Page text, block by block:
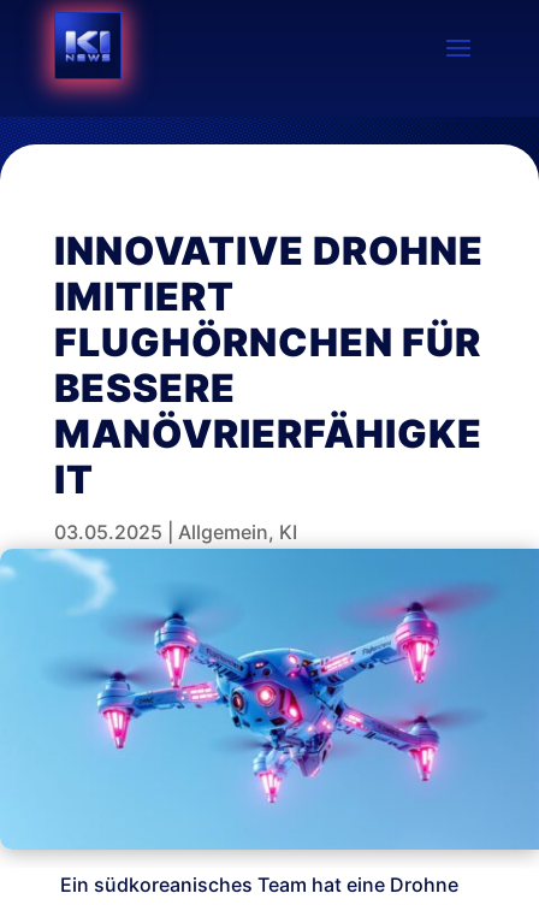
INNOVATIVE DROHNE
IMITIERT
FLUGHÖRNCHEN FÜR
BESSERE
MANÖVRIERFÄHIGKE
IT
03.05.2025 Allgemein, KI
Ein südkoreanisches Team hat eine Drohne